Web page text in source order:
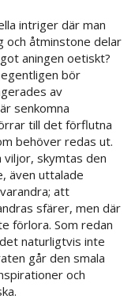
intriger där man
och åtminstone delar
aningen oetiskt?
bör
av
senkomna
till det förflutna
behöver redas ut.
skymtas den
även uttalade
att
sfärer, men där
förlora. Som redan
naturligtvis inte
går den smala
och